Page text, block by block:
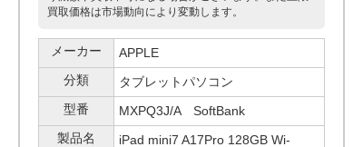
買取価格は市場動向により変動します。
メーカー
APPLE
分類
タブレットパソコン
型番
MXPQ3J/A SoftBank
製品名
iPad mini7 A17Pro 128GB Wi-